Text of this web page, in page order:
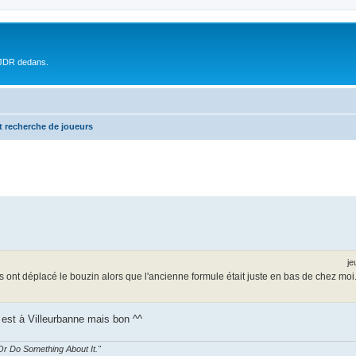
dedans.
recherche de joueurs
déplacé le bouzin alors que l'ancienne formule était juste en bas de chez
à Villeurbanne mais bon ^^
Do Something About It."